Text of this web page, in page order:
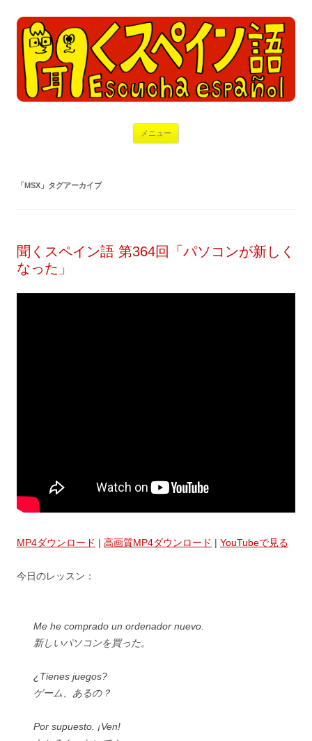
メニュー
「MSX 」タグアーカイブ
聞くスペイン語 第364回「パソコンが新しく
なった」
MP4ダウンロード | 高画質MP4ダウンロード | YouTubeで見る
今日のレッスン：
Me he comprado un ordenador nuevo.
新しいパソコンを買った。
¿Tienes juegos?
ゲーム、あるの？
Por supuesto. ¡Ven!